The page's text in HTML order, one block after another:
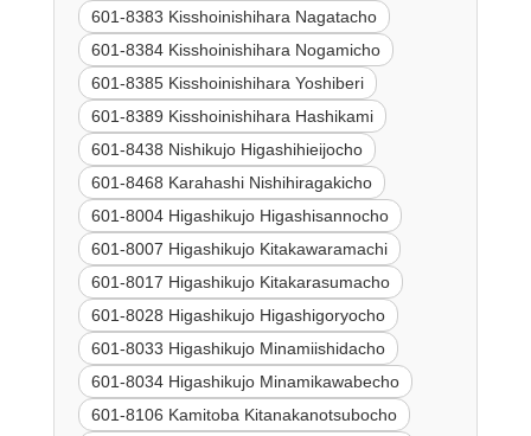
601-8383 Kisshoinishihara Nagatacho
601-8384 Kisshoinishihara Nogamicho
601-8385 Kisshoinishihara Yoshiberi
601-8389 Kisshoinishihara Hashikami
601-8438 Nishikujo Higashihieijocho
601-8468 Karahashi Nishihiragakicho
601-8004 Higashikujo Higashisannocho
601-8007 Higashikujo Kitakawaramachi
601-8017 Higashikujo Kitakarasumacho
601-8028 Higashikujo Higashigoryocho
601-8033 Higashikujo Minamiishidacho
601-8034 Higashikujo Minamikawabecho
601-8106 Kamitoba Kitanakanotsubocho